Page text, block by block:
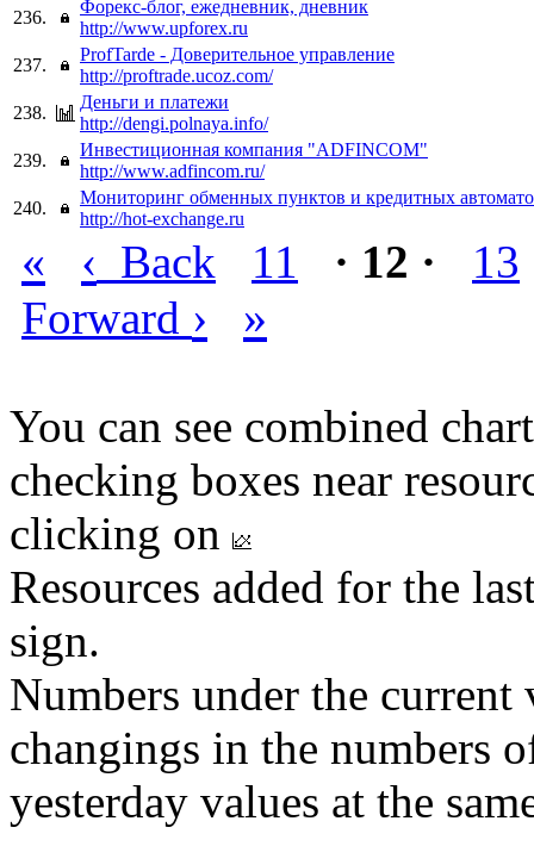
236.
Форекс-блог, ежедневник, дневник
http://www.upforex.ru
237.
ProfTarde - Доверительное управление
http://proftrade.ucoz.com/
238.
Деньги и платежи
http://dengi.polnaya.info/
239.
Инвестиционная компания "ADFINCOM"
http://www.adfincom.ru/
240.
Мониторинг обменных пунктов и кредитных
http://hot-exchange.ru
« ‹ Back 11 · 12 ·
13
Forward › »
You can see combined
checking boxes near
clicking on
Resources added for the
sign.
Numbers under the
changings in the numbers
yesterday values at the